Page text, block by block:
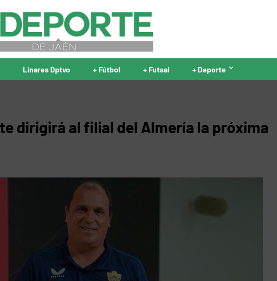
Linares Dptvo + Fútbol + Futsal + Deporte
dirigirá al filial del Almería la próxima